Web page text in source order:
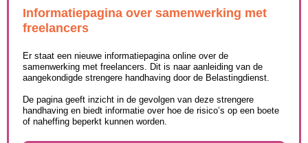
Informatiepagina over samenwerking met
freelancers
Er staat een nieuwe informatiepagina online over de
samenwerking met freelancers. Dit is naar aanleiding van de
aangekondigde strengere handhaving door de Belastingdienst.
De pagina geeft inzicht in de gevolgen van deze strengere
handhaving en biedt informatie over hoe de risico’s op een boete
of naheffing beperkt kunnen worden.